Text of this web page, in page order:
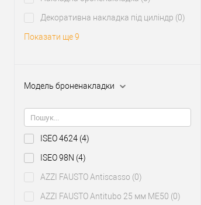
Декоративна накладка під циліндр (0)
Показати ще 9
Модель броненакладки
ISEO 4624 (4)
ISEO 98N (4)
AZZI FAUSTO Antiscasso (0)
AZZI FAUSTO Antitubo 25 мм ME50 (0)